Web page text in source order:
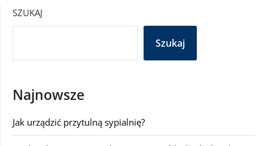
SZUKAJ
Szukaj
Najnowsze
Jak urządzić przytulną sypialnię?